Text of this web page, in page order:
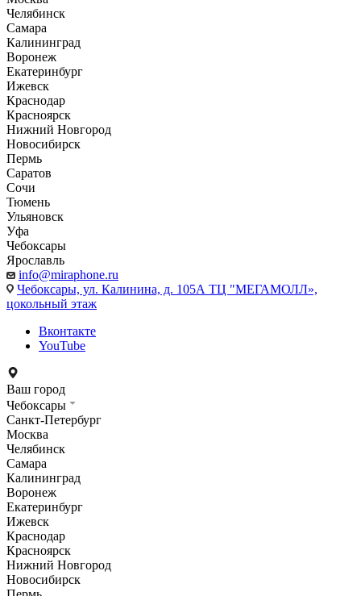
Челябинск
Самара
Калининград
Воронеж
Екатеринбург
Ижевск
Краснодар
Красноярск
Нижний Новгород
Новосибирск
Пермь
Саратов
Сочи
Тюмень
Ульяновск
Уфа
Чебоксары
Ярославль
info@miraphone.ru
Чебоксары, ул. Калинина, д. 105А ТЦ "МЕГАМОЛЛ»,
цокольный этаж
Вконтакте
YouTube
Ваш город
Чебоксары
Санкт-Петербург
Москва
Челябинск
Самара
Калининград
Воронеж
Екатеринбург
Ижевск
Краснодар
Красноярск
Нижний Новгород
Новосибирск